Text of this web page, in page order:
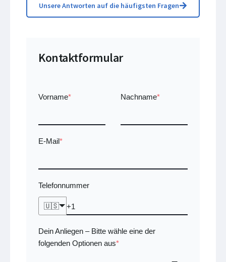
Unsere Antworten auf die häufigsten Fragen
Kontaktformular
Vorname* Nachname*
E-Mail*
Telefonnummer
🇺🇸
Dein Anliegen –Bitte wähle eine der
folgenden Optionen aus*